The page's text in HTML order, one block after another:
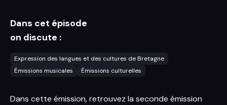
Dans cet épisode
on discute :
Expression des langues et des cultures de Bretagne
Émissions musicales
Émissions culturelles
Dans cette émission, retrouvez la seconde émission